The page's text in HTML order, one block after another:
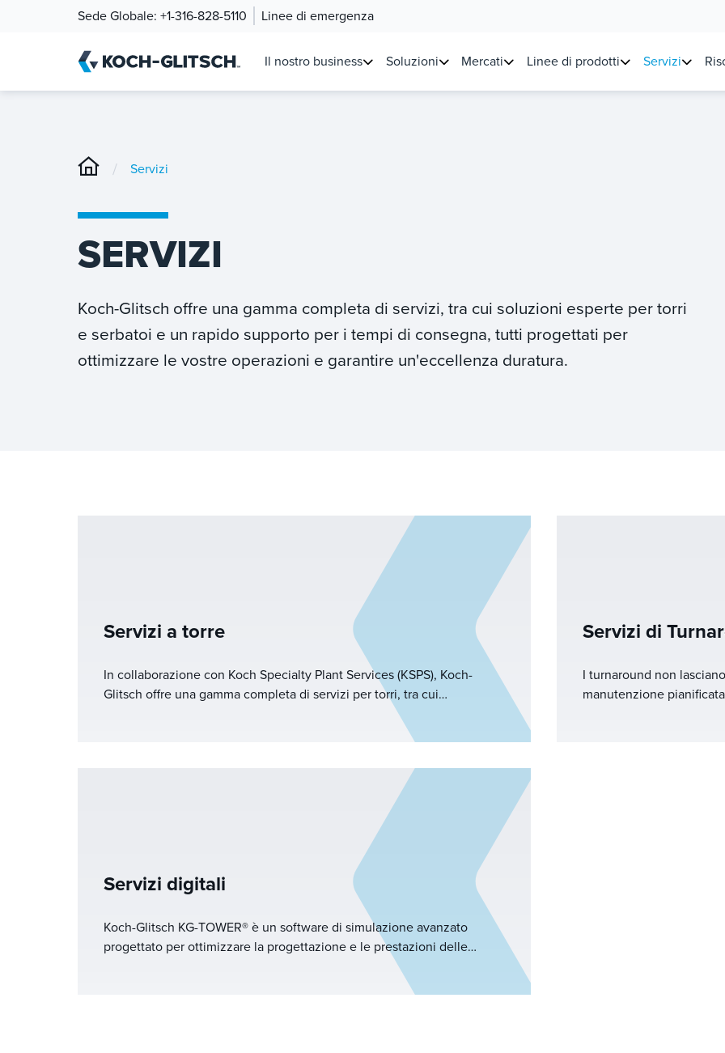
Sede Globale: +1-316-828-5110 Linee di emergenza
Il nostro business Soluzioni Mercati Linee di prodotti Servizi
/ Servizi
SERVIZI
Koch-Glitsch offre una gamma completa di servizi, tra cui soluzioni esperte per torri
e serbatoi e un rapido supporto per i tempi di consegna, tutti progettati per
ottimizzare le vostre operazioni e garantire un'eccellenza duratura.
Servizi a torre
In collaborazione con Koch Specialty Plant Services (KSPS), Koch-
Glitsch offre una gamma completa di servizi per torri, tra cui
progettazione, fabbricazione, installazione e manutenzione. Le loro
offerte specializzate, come il servizio TOWER® Doctor per la
team dedicato alla raffineria e il Programma Automatizzato di
Ordinazione Hardware AHOP®, garantiscono efficienza e affidabilità
nei settori della raffinazione, chimica, petrolchimica e di lavorazione
del gas. Con supporto 24/7 e strumenti innovativi, Koch-Glitsch è un
partner di fiducia per soluzioni affidabili e a lungo termine.
Servizi di
I turnaround non
manutenzione
avviene in tempistiche
pressione operativa.
Servizi digitali
Koch-Glitsch KG-TOWER® è un software di simulazione avanzato
progettato per ottimizzare la progettazione e le prestazioni delle
apparecchiature per il trasferimento di massa e la separazione di fase.
Fornendo agli ingegneri precisione ed efficienza, KG-TOWER®